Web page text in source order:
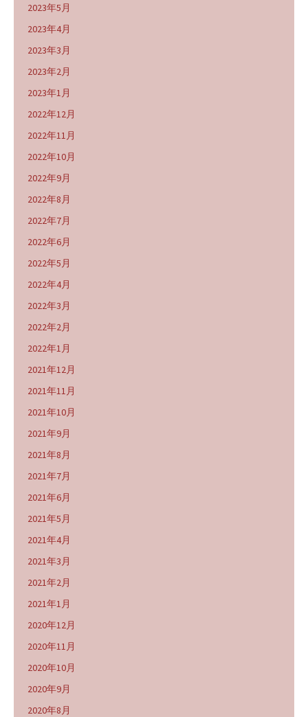
2023年5月
2023年4月
2023年3月
2023年2月
2023年1月
2022年12月
2022年11月
2022年10月
2022年9月
2022年8月
2022年7月
2022年6月
2022年5月
2022年4月
2022年3月
2022年2月
2022年1月
2021年12月
2021年11月
2021年10月
2021年9月
2021年8月
2021年7月
2021年6月
2021年5月
2021年4月
2021年3月
2021年2月
2021年1月
2020年12月
2020年11月
2020年10月
2020年9月
2020年8月